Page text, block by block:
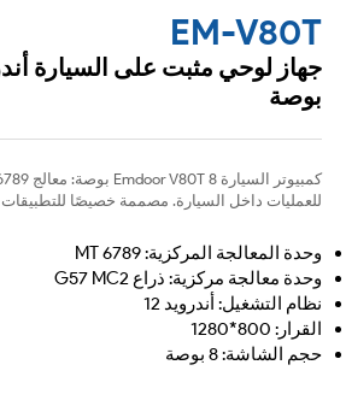
EM-V80T
بوصة
للعمليات داخل السيارة. مصممة خصيصًا للتطبيقات
وحدة المعالجة المركزية: MT 6789
وحدة معالجة مركزية: ذراع G57 MC2
نظام التشغيل: أندرويد 12
القرار: 800*1280
حجم الشاشة: 8 بوصة